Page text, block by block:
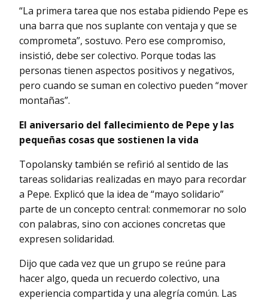
“La primera tarea que nos estaba pidiendo Pepe es
una barra que nos suplante con ventaja y que se
comprometa”, sostuvo. Pero ese compromiso,
insistió, debe ser colectivo. Porque todas las
personas tienen aspectos positivos y negativos,
pero cuando se suman en colectivo pueden “mover
montañas”.
El aniversario del fallecimiento de Pepe y las
pequeñas cosas que sostienen la vida
Topolansky también se refirió al sentido de las
tareas solidarias realizadas en mayo para recordar
a Pepe. Explicó que la idea de “mayo solidario”
parte de un concepto central: conmemorar no solo
con palabras, sino con acciones concretas que
expresen solidaridad.
Dijo que cada vez que un grupo se reúne para
hacer algo, queda un recuerdo colectivo, una
experiencia compartida y una alegría común. Las